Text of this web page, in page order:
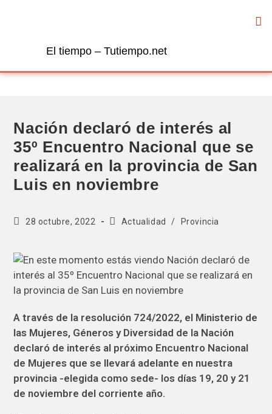
El tiempo – Tutiempo.net
Nación declaró de interés al
35º Encuentro Nacional que se
realizará en la provincia de San
Luis en noviembre
28 octubre, 2022 Actualidad / Provincia
A través de la resolución 724/2022, el Ministerio de
las Mujeres, Géneros y Diversidad de la Nación
declaró de interés al próximo Encuentro Nacional
de Mujeres que se llevará adelante en nuestra
provincia -elegida como sede- los días 19, 20 y 21
de noviembre del corriente año.